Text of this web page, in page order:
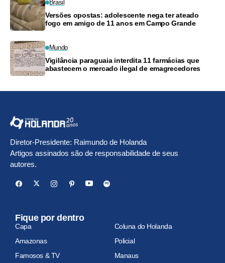
Brasil
Versões opostas: adolescente nega ter ateado
fogo em amigo de 11 anos em Campo Grande
Mundo
Vigilância paraguaia interdita 11 farmácias que
abastecem o mercado ilegal de emagrecedores
Diretor-Presidente: Raimundo de Holanda
Artigos assinados são de responsabilidade de seus
autores.
Fique por dentro
Capa
Coluna do Holanda
Amazonas
Policial
Famosos & TV
Manaus